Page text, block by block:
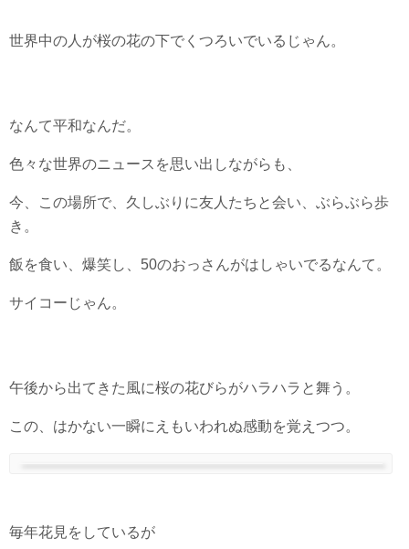
世界中の人が桜の花の下でくつろいでいるじゃん。
なんて平和なんだ。
色々な世界のニュースを思い出しながらも、
今、この場所で、久しぶりに友人たちと会い、ぶらぶら歩
き。
飯を食い、爆笑し、50のおっさんがはしゃいでるなんて。
サイコーじゃん。
午後から出てきた風に桜の花びらがハラハラと舞う。
この、はかない一瞬にえもいわれぬ感動を覚えつつ。
毎年花見をしているが